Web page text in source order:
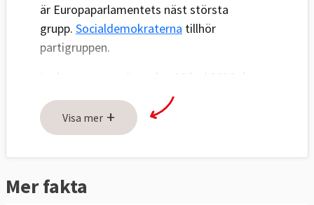
är Europaparlamentets näst största
grupp. Socialdemokraterna tillhör
partigruppen.
Leder gruppen gör sedan 18 juni 2018 den
spanska parlamentarikern
Visa mer +
Mer fakta